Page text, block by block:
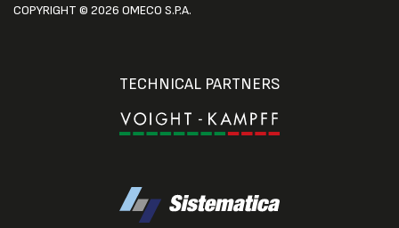
COPYRIGHT © 2026 OMECO S.P.A.
TECHNICAL PARTNERS